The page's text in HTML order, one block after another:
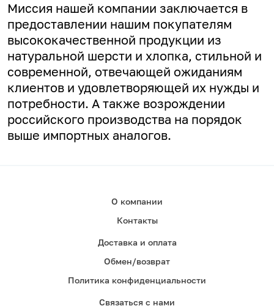
Миссия нашей компании заключается в
предоставлении нашим покупателям
высококачественной продукции из
натуральной шерсти и хлопка, стильной и
современной, отвечающей ожиданиям
клиентов и удовлетворяющей их нужды и
потребности. А также возрождении
российского производства на порядок
выше импортных аналогов.
О компании
Контакты
Доставка и оплата
Обмен/возврат
Политика конфиденциальности
Связаться с нами